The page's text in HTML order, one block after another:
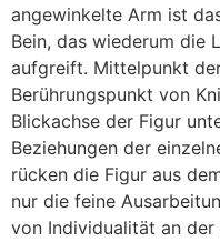
angewinkelte Arm ist
Bein, das wiederum die
aufgreift. Mittelpunkt
Berührungspunkt von
Blickachse der Figur
Beziehungen der
rücken die Figur aus
nur die feine
von Individualität an